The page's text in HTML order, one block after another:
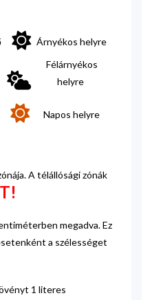
Árnyékos helyre
Félárnyékos
helyre
Napos helyre
A télállósági zónák
megadva. Ez
a szélességet
1 literes